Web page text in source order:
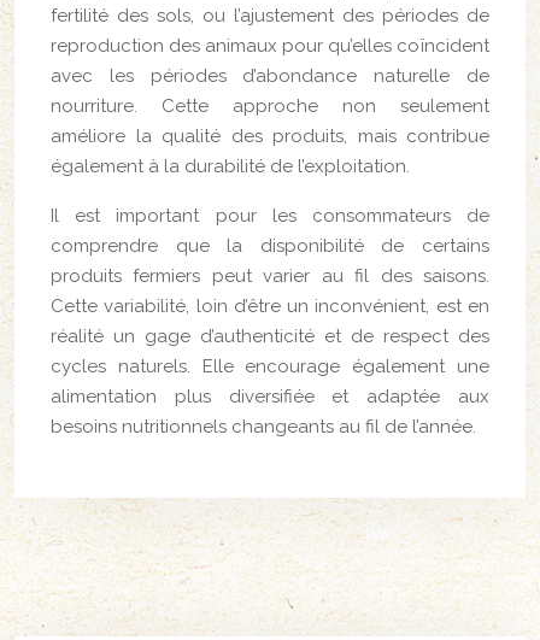
fertilité des sols, ou l’ajustement des périodes de
reproduction des animaux pour qu’elles coïncident
avec les périodes d’abondance naturelle de
nourriture. Cette approche non seulement
améliore la qualité des produits, mais contribue
également à la durabilité de l’exploitation.
Il est important pour les consommateurs de
comprendre que la disponibilité de certains
produits fermiers peut varier au fil des saisons.
Cette variabilité, loin d’être un inconvénient, est en
réalité un gage d’authenticité et de respect des
cycles naturels. Elle encourage également une
alimentation plus diversifiée et adaptée aux
besoins nutritionnels changeants au fil de l’année.